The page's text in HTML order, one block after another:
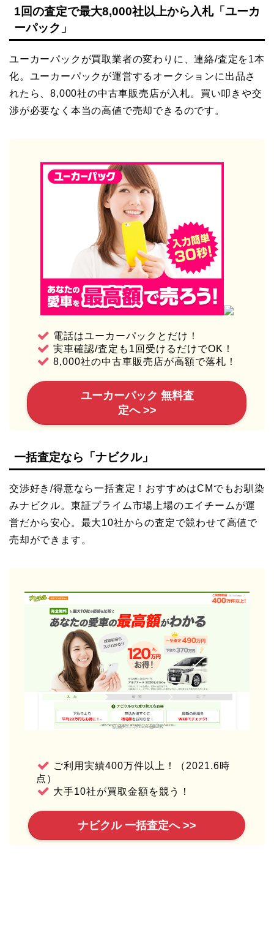
1回の査定で最大8,000社以上から入札「ユーカ
ーパック」
ユーカーパックが買取業者の変わりに、連絡/査定を1本
化。ユーカーパックが運営するオークションに出品さ
れたら、8,000社の中古車販売店が入札。買い叩きや交
渉が必要なく本当の高値で売却できるのです。
電話はユーカーパックとだけ！
実車確認/査定も1回受けるだけでOK！
8,000社の中古車販売店が高額で落札！
ユーカーパック 無料査
定へ >>
一括査定なら「ナビクル」
交渉好き/得意なら一括査定！おすすめはCMでもお馴染
みナビクル。東証プライム市場上場のエイチームが運
営だから安心。最大10社からの査定で競わせて高値で
売却ができます。
ご利用実績400万件以上！（2021.6時
点）
大手10社が買取金額を競う！
ナビクル 一括査定へ >>